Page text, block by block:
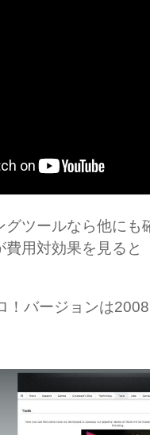
グツールなら他に
費用対効果を見る
！バージョンは